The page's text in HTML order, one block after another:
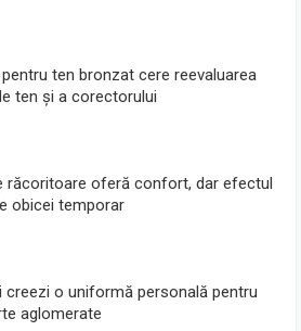
ten bronzat cere reevaluarea
ten și a corectorului
răcoritoare oferă confort, dar efectul
obicei temporar
creezi o uniformă personală pentru
aglomerate